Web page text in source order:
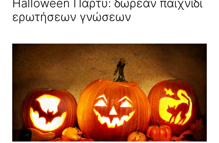
Halloween Πάρτυ: δωρεάν παιχνίδι
ερωτήσεων γνώσεων